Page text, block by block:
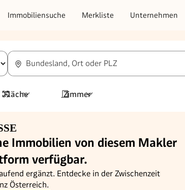
Immobiliensuche Merkliste Unternehmen
Bundesland, Ort oder PLZ
Fläche Zimmer
Immobilien von diesem Makler
verfügbar.
ergänzt. Entdecke in der Zwischenzeit
Österreich.